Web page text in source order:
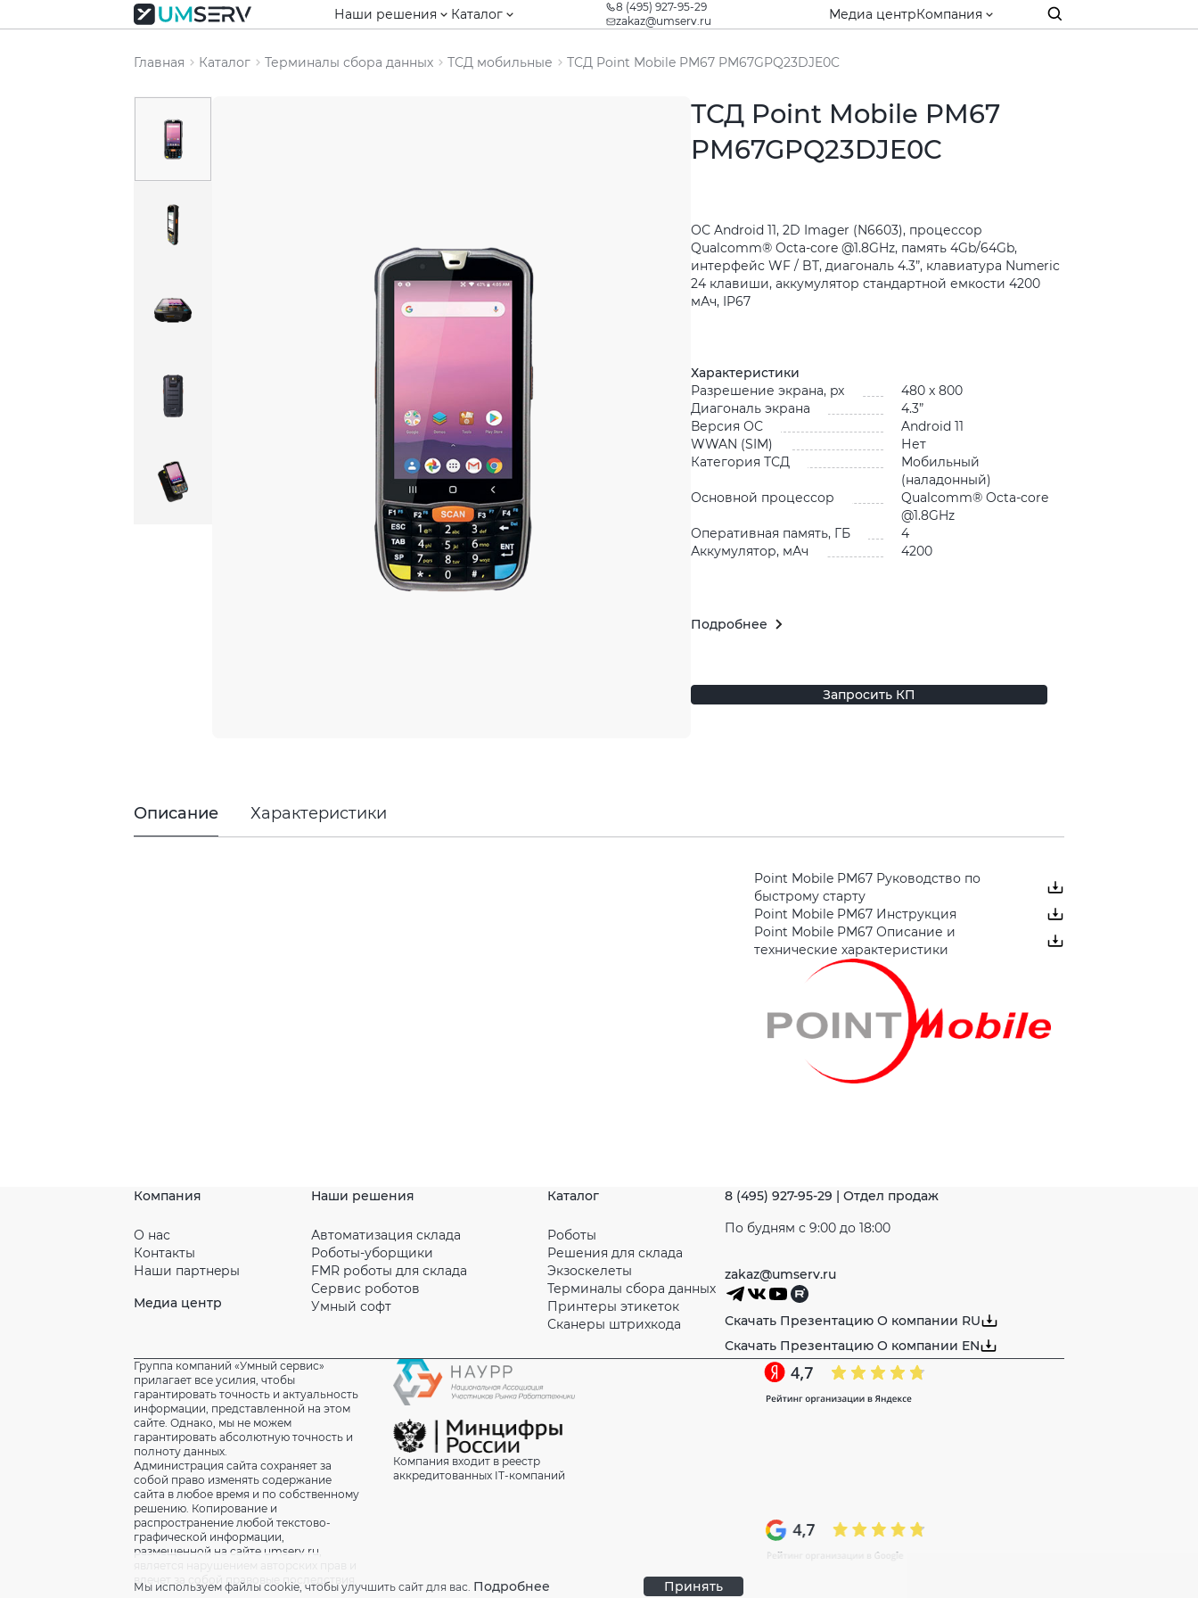
Наши решения Каталог
8 (495) 927-95-29
zakaz@umserv.ru
Медиа центрКомпания
Главная Каталог Терминалы сбора данных ТСД мобильные ТСД Point Mobile PM67 PM67GPQ23DJE0C
ТСД Point Mobile PM67
PM67GPQ23DJE0C
ОС Android 11, 2D Imager (N6603), процессор
Qualcomm® Octa-core @1.8GHz, память 4Gb/64Gb,
интерфейс WF / BT, диагональ 4.3”, клавиатура Numeric
24 клавиши, аккумулятор стандартной емкости 4200
мАч, IP67
Характеристики
Разрешение экрана, px
480 x 800
Диагональ экрана
4.3”
Версия ОС
Android 11
WWAN (SIM)
Нет
Категория ТСД
Мобильный
(наладонный)
Основной процессор
Qualcomm® Octa-core
@1.8GHz
Оперативная память, ГБ
4
Аккумулятор, мАч
4200
Подробнее
Запросить КП
Описание Характеристики
Point Mobile PM67 Руководство по
быстрому старту
Point Mobile PM67 Инструкция
Point Mobile PM67 Описание и
технические характеристики
Компания
О нас
Контакты
Наши партнeры
Медиа центр
Наши решения
Автоматизация склада
Роботы-уборщики
FMR роботы для склада
Сервис роботов
Умный софт
Каталог
Роботы
Решения для склада
Экзоскелеты
Терминалы сбора данных
Принтеры этикеток
Сканеры штрихкода
8 (495) 927-95-29 | Отдел продаж
По будням с 9:00 до 18:00
zakaz@umserv.ru
Скачать Презентацию О компании RU
Скачать Презентацию О компании EN
Группа компаний «Умный сервис»
прилагает все усилия, чтобы
гарантировать точность и актуальность
информации, представленной на этом
сайте. Однако, мы не можем
гарантировать абсолютную точность и
полноту данных.
Администрация сайта сохраняет за
собой право изменять содержание
сайта в любое время и по собственному
решению. Копирование и
распространение любой текстово-
графической информации,
размещенной на сайте umserv.ru,
влечет за собой правовые последствия.
Компания входит в реестр
аккредитованных IT-компаний
Мы используем файлы cookie, чтобы улучшить сайт для вас. Подробнее Принять